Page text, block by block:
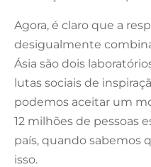
Agora, é claro que a
desigualmente
Ásia são dois
lutas sociais de
podemos aceitar um
12 milhões de pessoas
país, quando sabemos
isso.